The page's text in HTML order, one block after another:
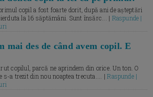
copil a fost foarte dorit, după ani de așteptări
la 16 săptămâni. Sunt însărc... | Raspunde |
mai des de când avem copil. E
copilul, parcă ne aprindem din orice. Un ton. O
s-a trezit din nou noaptea trecuta.... |Raspunde |